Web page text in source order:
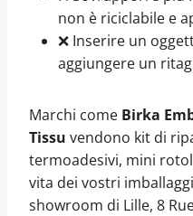
non è riciclabile e
❌ Inserire un
aggiungere un
Marchi come Birka
Tissu vendono kit di
termoadesivi, mini
vita dei vostri
showroom di Lille, 8